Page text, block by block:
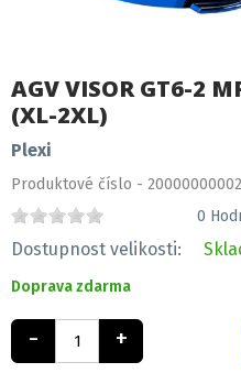
AGV VISOR GT6-2
(XL-2XL)
Plexi
Produktové číslo -
0
Dostupnost velikosti:
Doprava zdarma
- +